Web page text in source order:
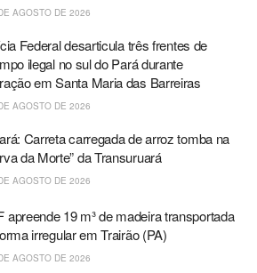
AGOSTO DE 2026
Federal desarticula três frentes de
ilegal no sul do Pará durante
em Santa Maria das Barreiras
AGOSTO DE 2026
Carreta carregada de arroz tomba na
da Morte” da Transuruará
AGOSTO DE 2026
apreende 19 m³ de madeira transportada
irregular em Trairão (PA)
AGOSTO DE 2026